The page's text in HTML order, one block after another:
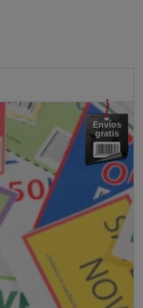
Envíos
gratis